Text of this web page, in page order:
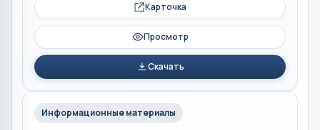
Карточка
Просмотр
Скачать
Информационные материалы